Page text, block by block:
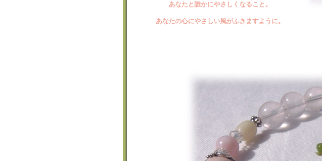
あなたと誰かにやさしくなること。
あなたの心にやさしい風がふきますように。